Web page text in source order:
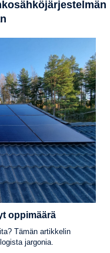
oppimäärä
Tämän artikkelin
jargonia.